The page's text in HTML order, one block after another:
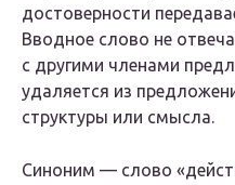
достоверности
Вводное слово не
с другими членами
удаляется из
структуры или смысла.
Синоним — слово